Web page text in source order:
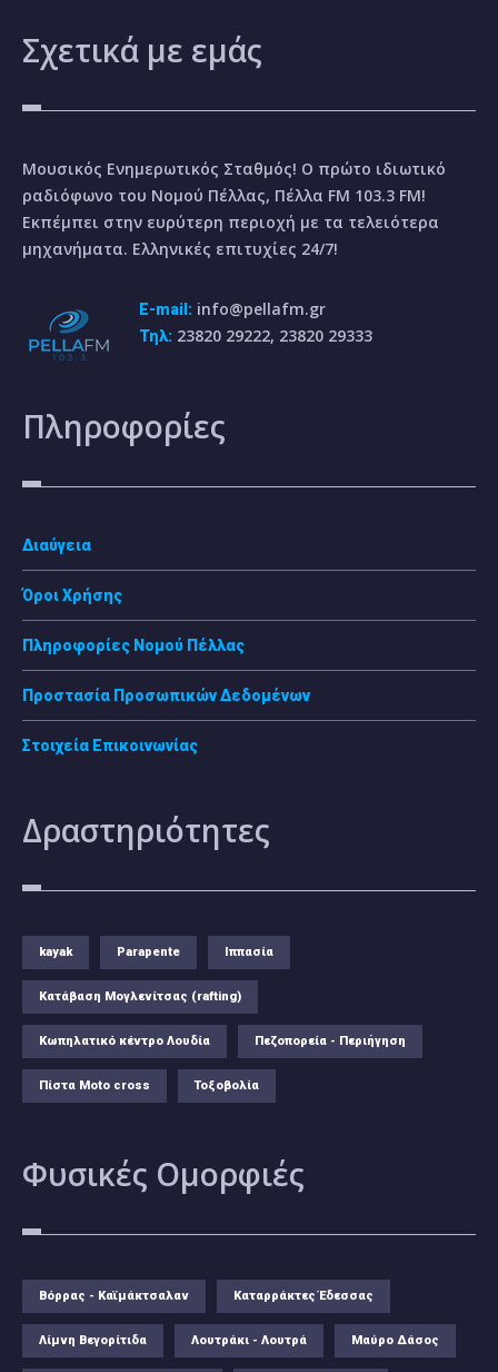
Σχετικά με εμάς
Μουσικός Ενημερωτικός Σταθμός! Ο πρώτο ιδιωτικό
ραδιόφωνο του Νομού Πέλλας, Πέλλα FM 103.3 FM!
Εκπέμπει στην ευρύτερη περιοχή με τα τελειότερα
μηχανήματα. Ελληνικές επιτυχίες 24/7!
E-mail: info@pellafm.gr
Τηλ: 23820 29222, 23820 29333
Πληροφορίες
Διαύγεια
Όροι Χρήσης
Πληροφορίες Νομού Πέλλας
Προστασία Προσωπικών Δεδομένων
Στοιχεία Επικοινωνίας
Δραστηριότητες
kayak Parapente Ιππασία
Κατάβαση Μογλενίτσας (rafting)
Κωπηλατικό κέντρο Λουδία Πεζοπορεία - Περιήγηση
Πίστα Moto cross Τοξοβολία
Φυσικές Ομορφιές
Βόρρας - Καϊμάκτσαλαν Καταρράκτες Έδεσσας
Λίμνη Βεγορίτιδα Λουτράκι - Λουτρά Μαύρο Δάσος